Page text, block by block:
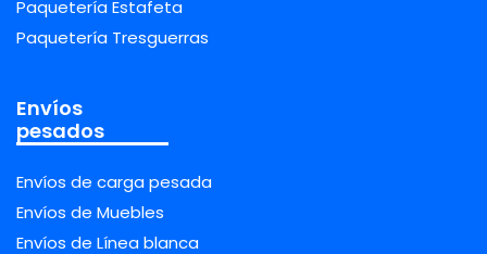
Paquetería Estafeta
Paquetería Tresguerras
Envíos
pesados
Envíos de carga pesada
Envíos de Muebles
Envíos de Línea blanca